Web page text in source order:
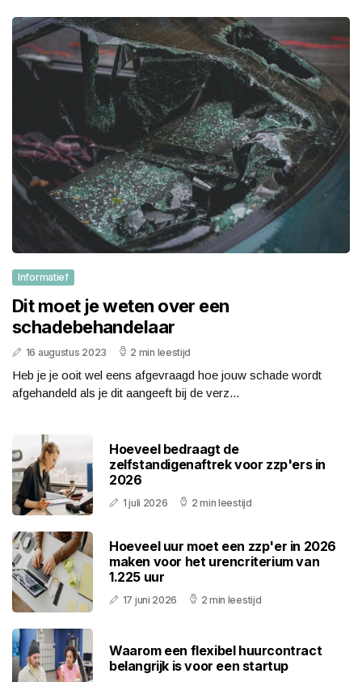
Informatief
Dit moet je weten over een
schadebehandelaar
16 augustus 2023 2 min leestijd
Heb je je ooit wel eens afgevraagd hoe jouw schade wordt
afgehandeld als je dit aangeeft bij de verz...
Hoeveel bedraagt de
zelfstandigenaftrek voor zzp'ers in
2026
1 juli 2026 2 min leestijd
Hoeveel uur moet een zzp'er in 2026
maken voor het urencriterium van
1.225 uur
17 juni 2026 2 min leestijd
Waarom een flexibel huurcontract
belangrijk is voor een startup